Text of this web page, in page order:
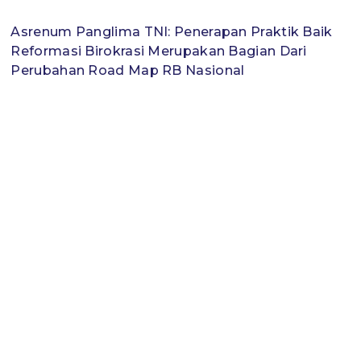
Asrenum Panglima TNI: Penerapan Praktik Baik
Reformasi Birokrasi Merupakan Bagian Dari
Perubahan Road Map RB Nasional